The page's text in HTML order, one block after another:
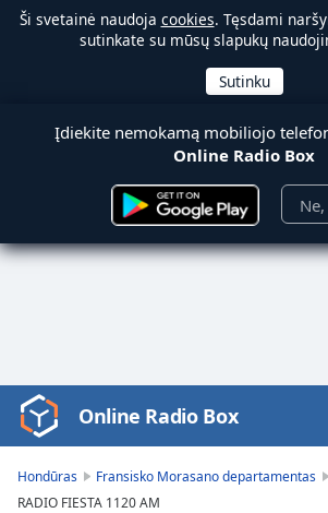
Ši svetainė naudoja cookies. Tęsdami
sutinkate su mūsų slapukų
Įdiekite nemokamą mobiliojo
Online Radio Box
Video
Player
loading.
Online Radio Box
Hondūras Fransisko Morasano departamentas
RADIO FIESTA 1120 AM